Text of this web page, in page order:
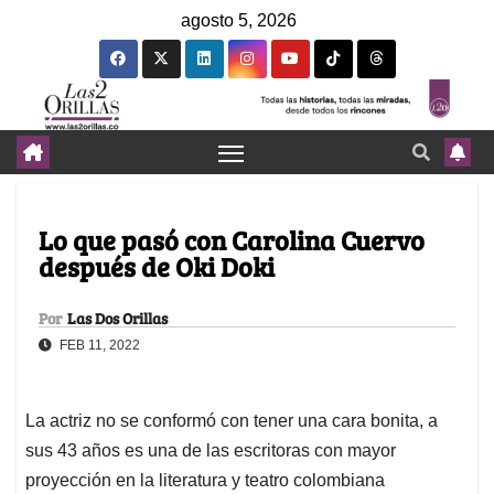
agosto 5, 2026
Lo que pasó con Carolina Cuervo
después de Oki Doki
Por Las Dos Orillas
FEB 11, 2022
La actriz no se conformó con tener una cara bonita, a
sus 43 años es una de las escritoras con mayor
proyección en la literatura y teatro colombiana